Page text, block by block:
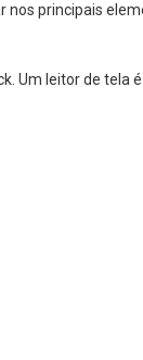
principais
Um leitor de